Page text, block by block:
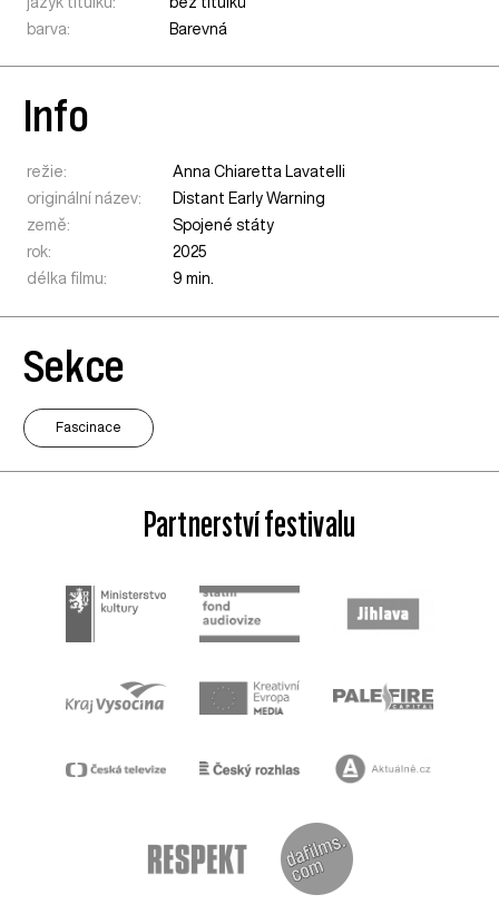
barva:
Barevná
Info
režie:
Anna Chiaretta Lavatelli
originální název:
Distant Early Warning
země:
Spojené státy
rok:
2025
délka filmu:
9 min.
Sekce
Fascinace
Partnerství festivalu